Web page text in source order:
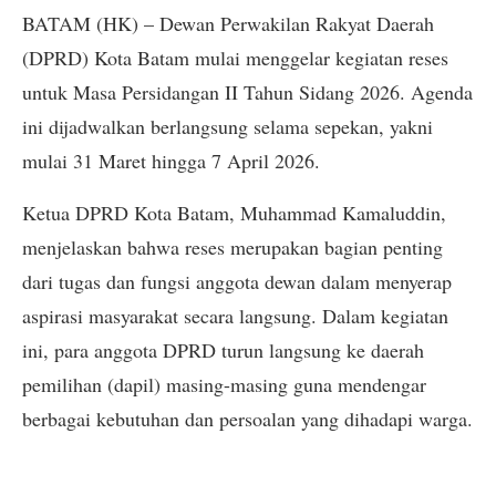
BATAM (HK) – Dewan Perwakilan Rakyat Daerah
(DPRD) Kota Batam mulai menggelar kegiatan reses
untuk Masa Persidangan II Tahun Sidang 2026. Agenda
ini dijadwalkan berlangsung selama sepekan, yakni
mulai 31 Maret hingga 7 April 2026.
Ketua DPRD Kota Batam, Muhammad Kamaluddin,
menjelaskan bahwa reses merupakan bagian penting
dari tugas dan fungsi anggota dewan dalam menyerap
aspirasi masyarakat secara langsung. Dalam kegiatan
ini, para anggota DPRD turun langsung ke daerah
pemilihan (dapil) masing-masing guna mendengar
berbagai kebutuhan dan persoalan yang dihadapi warga.